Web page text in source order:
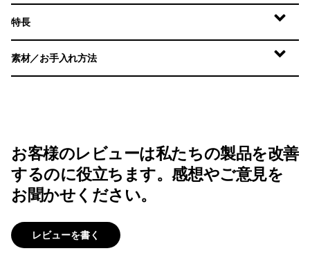
特長
素材／お手入れ方法
お客様のレビューは私たちの製品を改善
するのに役立ちます。感想やご意見を
お聞かせください。
レビューを書く